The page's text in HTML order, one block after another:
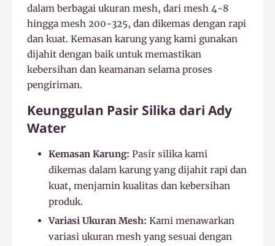
dalam berbagai ukuran mesh, dari mesh 4-8
hingga mesh 200-325, dan dikemas dengan rapi
dan kuat. Kemasan karung yang kami gunakan
dijahit dengan baik untuk memastikan
kebersihan dan keamanan selama proses
pengiriman.
Keunggulan Pasir Silika dari Ady
Water
Kemasan Karung: Pasir silika kami
dikemas dalam karung yang dijahit rapi dan
kuat, menjamin kualitas dan kebersihan
produk.
Variasi Ukuran Mesh: Kami menawarkan
variasi ukuran mesh yang sesuai dengan